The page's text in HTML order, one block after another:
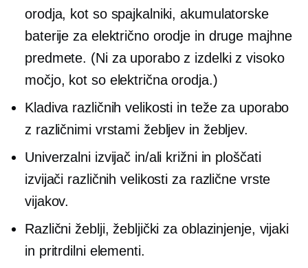
orodja, kot so spajkalniki, akumulatorske
baterije za električno orodje in druge majhne
predmete. (Ni za uporabo z izdelki z visoko
močjo, kot so električna orodja.)
Kladiva različnih velikosti in teže za uporabo
z različnimi vrstami žebljev in žebljev.
Univerzalni izvijač in/ali križni in ploščati
izvijači različnih velikosti za različne vrste
vijakov.
Različni žeblji, žebljički za oblazinjenje, vijaki
in pritrdilni elementi.